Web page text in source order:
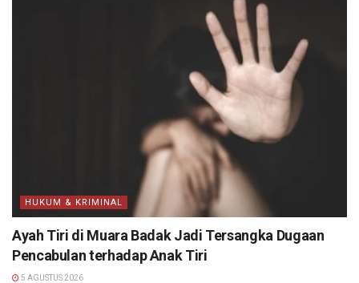
HUKUM & KRIMINAL
Ayah Tiri di Muara Badak Jadi Tersangka Dugaan
Pencabulan terhadap Anak Tiri
5 AGUSTUS 2026